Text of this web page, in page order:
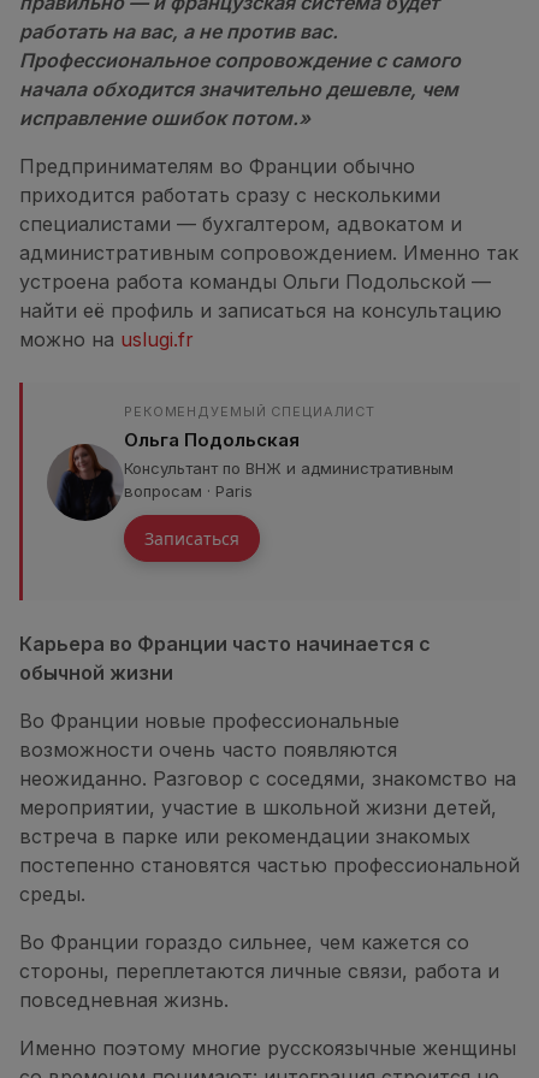
работать на вас, а не против вас.
Профессиональное сопровождение с самого
начала обходится значительно дешевле, чем
исправление ошибок потом.»
Предпринимателям во Франции обычно
приходится работать сразу с несколькими
специалистами — бухгалтером, адвокатом и
административным сопровождением. Именно так
устроена работа команды Ольги Подольской —
найти её профиль и записаться на консультацию
можно на uslugi.fr
РЕКОМЕНДУЕМЫЙ СПЕЦИАЛИСТ
Ольга Подольская
Консультант по ВНЖ и административным
вопросам · Paris
Записаться
Карьера во Франции часто начинается с
обычной жизни
Во Франции новые профессиональные
возможности очень часто появляются
неожиданно. Разговор с соседями, знакомство на
мероприятии, участие в школьной жизни детей,
встреча в парке или рекомендации знакомых
постепенно становятся частью профессиональной
среды.
Во Франции гораздо сильнее, чем кажется со
стороны, переплетаются личные связи, работа и
повседневная жизнь.
Именно поэтому многие русскоязычные женщины